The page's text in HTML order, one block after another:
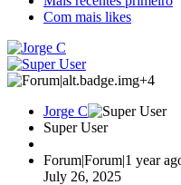
Com mais likes
+4
Jorge C
Super User
Forum|Forum|1 year
July 26, 2025